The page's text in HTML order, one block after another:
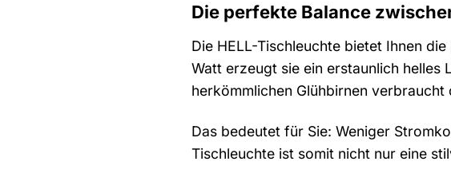
Die perfekte Balance
Die HELL-Tischleuchte bietet Ihnen
Watt erzeugt sie ein erstaunlich helles
herkömmlichen Glühbirnen
Das bedeutet für Sie: Weniger
Tischleuchte ist somit nicht nur eine